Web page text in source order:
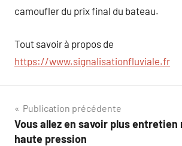
camoufler du prix final du bateau.
Tout savoir à propos de
https://www.signalisationfluviale.fr
Navigation
de
Publication précédente
Vous allez en savoir plus
haute pression